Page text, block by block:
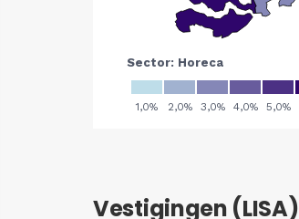
Vestigingen (LISA)